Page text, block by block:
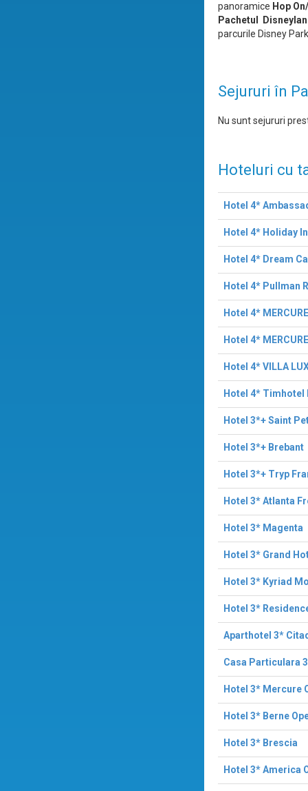
panoramice Hop
Pachetul
parcurile Disney
Sejururi în
Nu sunt sejururi
Hoteluri cu
Hotel 4*
Hotel 4* Holiday
Hotel 4* Dream
Hotel 4* Pullman
Hotel 4*
Hotel 4*
Hotel 4* VILLA
Hotel 4* Timhotel
Hotel 3*+ Saint
Hotel 3*+ Brebant
Hotel 3*+ Tryp
Hotel 3* Atlanta
Hotel 3* Magenta
Hotel 3* Grand
Hotel 3* Kyriad
Hotel 3*
Aparthotel 3*
Casa Particulara
Hotel 3* Mercure
Hotel 3* Berne
Hotel 3* Brescia
Hotel 3* America